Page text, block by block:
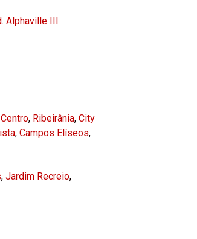
Alphaville III
Centro, Ribeirânia, City
, Campos Elíseos,
, Jardim Recreio,